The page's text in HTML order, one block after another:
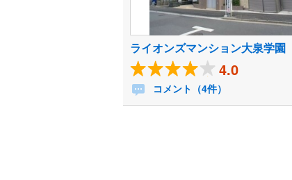
ライオンズマンション大泉学園
4.0
コメント（4件）